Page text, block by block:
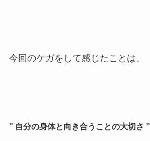
今回のケガをして感じたことは、
” 自分の身体と向き合うことの大切さ ”